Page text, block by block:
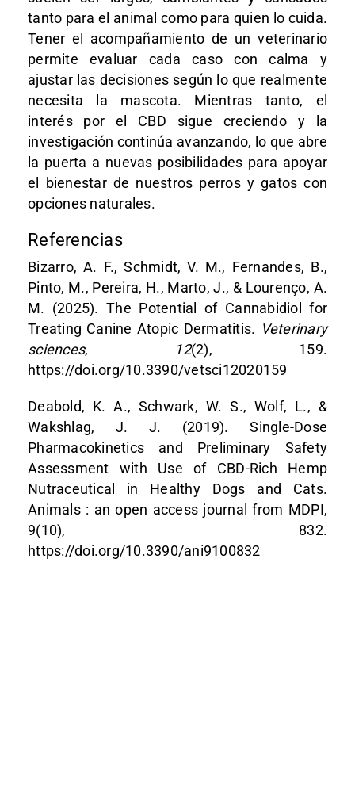
tanto para el animal como para quien lo cuida.
Tener el acompañamiento de un veterinario
permite evaluar cada caso con calma y
ajustar las decisiones según lo que realmente
necesita la mascota. Mientras tanto, el
interés por el CBD sigue creciendo y la
investigación continúa avanzando, lo que abre
la puerta a nuevas posibilidades para apoyar
el bienestar de nuestros perros y gatos con
opciones naturales.
Referencias
Bizarro, A. F., Schmidt, V. M., Fernandes, B.,
Pinto, M., Pereira, H., Marto, J., & Lourenço, A.
M. (2025). The Potential of Cannabidiol for
Treating Canine Atopic Dermatitis. Veterinary
sciences, 12(2), 159.
https://doi.org/10.3390/vetsci12020159
Deabold, K. A., Schwark, W. S., Wolf, L., &
Wakshlag, J. J. (2019). Single-Dose
Pharmacokinetics and Preliminary Safety
Assessment with Use of CBD-Rich Hemp
Nutraceutical in Healthy Dogs and Cats.
Animals : an open access journal from MDPI,
9(10), 832.
https://doi.org/10.3390/ani9100832